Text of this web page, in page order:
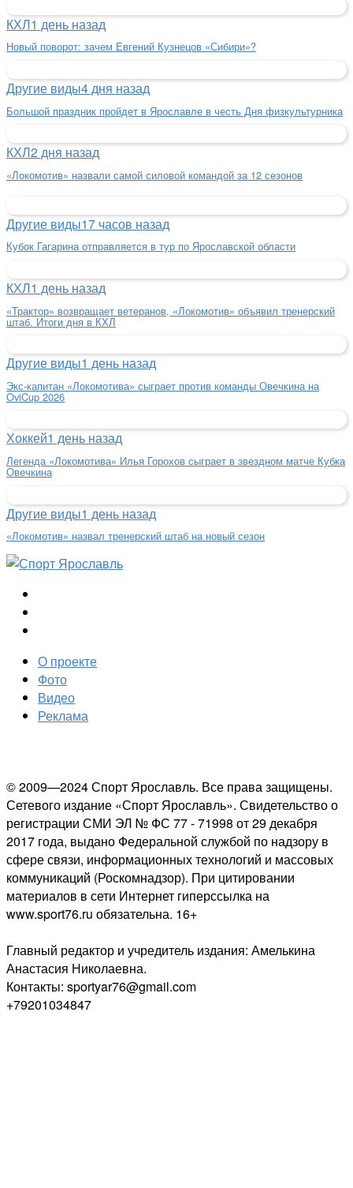
КХЛ1 день назад
Новый поворот: зачем Евгений Кузнецов «Сибири»?
Другие виды4 дня назад
Большой праздник пройдет в Ярославле в честь Дня физкультурника
КХЛ2 дня назад
«Локомотив» назвали самой силовой командой за 12 сезонов
Другие виды17 часов назад
Кубок Гагарина отправляется в тур по Ярославской области
КХЛ1 день назад
«Трактор» возвращает ветеранов, «Локомотив» объявил тренерский
штаб. Итоги дня в КХЛ
Другие виды1 день назад
Экс-капитан «Локомотива» сыграет против команды Овечкина на
OviCup 2026
Хоккей1 день назад
Легенда «Локомотива» Илья Горохов сыграет в звездном матче Кубка
Овечкина
Другие виды1 день назад
«Локомотив» назвал тренерский штаб на новый сезон
О проекте
Фото
Видео
Реклама
© 2009—2024 Спорт Ярославль. Все права защищены.
Сетевого издание «Спорт Ярославль». Свидетельство о
регистрации СМИ ЭЛ № ФС 77 - 71998 от 29 декабря
2017 года, выдано Федеральной службой по надзору в
сфере связи, информационных технологий и массовых
коммуникаций (Роскомнадзор). При цитировании
материалов в сети Интернет гиперссылка на
www.sport76.ru обязательна. 16+
Главный редактор и учредитель издания: Амелькина
Анастасия Николаевна.
Контакты: sportyar76@gmail.com
+79201034847